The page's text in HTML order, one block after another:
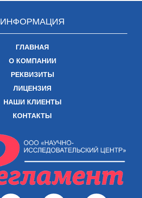
ИНФОРМАЦИЯ
ГЛАВНАЯ
О КОМПАНИИ
РЕКВИЗИТЫ
ЛИЦЕНЗИЯ
НАШИ КЛИЕНТЫ
КОНТАКТЫ